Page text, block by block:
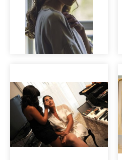
Vincent&Ella